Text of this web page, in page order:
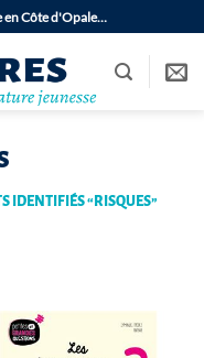
en Côte d'Opale…
IDENTIFIÉS “RISQUES”